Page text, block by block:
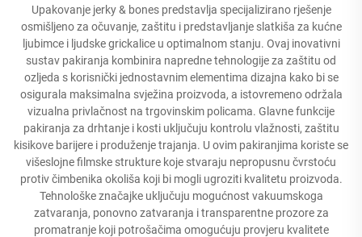
Upakovanje jerky & bones predstavlja specijalizirano rješenje
osmišljeno za očuvanje, zaštitu i predstavljanje slatkiša za kućne
ljubimce i ljudske grickalice u optimalnom stanju. Ovaj inovativni
sustav pakiranja kombinira napredne tehnologije za zaštitu od
ozljeda s korisnički jednostavnim elementima dizajna kako bi se
osigurala maksimalna svježina proizvoda, a istovremeno održala
vizualna privlačnost na trgovinskim policama. Glavne funkcije
pakiranja za drhtanje i kosti uključuju kontrolu vlažnosti, zaštitu
kisikove barijere i produženje trajanja. U ovim pakiranjima koriste se
višeslojne filmske strukture koje stvaraju nepropusnu čvrstoću
protiv čimbenika okoliša koji bi mogli ugroziti kvalitetu proizvoda.
Tehnološke značajke uključuju mogućnost vakuumskoga
zatvaranja, ponovno zatvaranja i transparentne prozore za
promatranje koji potrošačima omogućuju provjeru kvalitete